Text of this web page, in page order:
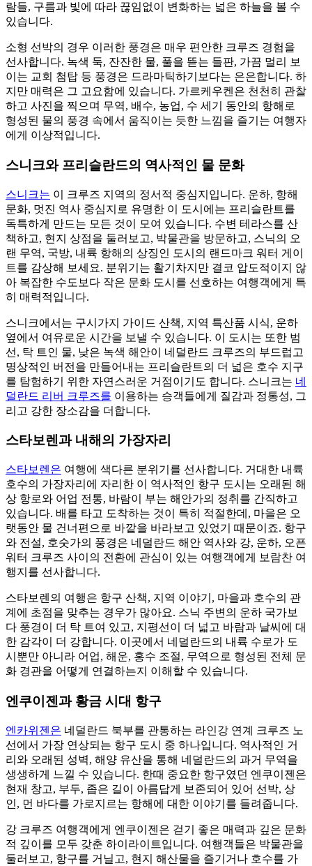
람들, 구름과 빛에 따라 끊임없이 변화하는 넓은 하늘을 볼 수
있습니다.
소형 선박의 경우 이러한 풍경은 매우 편안한 크루즈 경험을
선사합니다. 녹색 둑, 잔잔한 물, 풀을 뜯는 들판, 가끔 멀리 보
이는 교회 첨탑 등 풍경은 드라마틱하기보다는 은은합니다. 하
지만 매력은 그 고요함에 있습니다. 가르케우켄은 천천히 관찰
하고 사진을 찍으며 무역, 배수, 농업, 수 세기 동안의 항해로
형성된 물의 풍경 속에서 움직이는 듯한 느낌을 즐기는 여행자
에게 이상적입니다.
스니크와 프리슬란드의 역사적인 물 문화
스니크는 이 크루즈 지역의 정서적 중심지입니다. 운하, 항해
문화, 멋진 역사 중심지로 유명한 이 도시에는 프리슬란트를
독특하게 만드는 모든 것이 모여 있습니다. 수변 테라스를 산
책하고, 현지 상점을 둘러보고, 박물관을 방문하고, 스닉의 오
랜 무역, 국방, 내륙 항해의 상징인 도시의 랜드마크 워터 게이
트를 감상해 보세요. 분위기는 활기차지만 결코 압도적이지 않
아 복잡한 수도보다 작은 문화 도시를 선호하는 여행객에게 특
히 매력적입니다.
스니크에서는 구시가지 가이드 산책, 지역 특산품 시식, 운하
옆에서 여유로운 시간을 보낼 수 있습니다. 이 도시는 또한 범
선, 탁 트인 물, 낮은 녹색 해안이 네덜란드 크루즈의 부드럽고
명상적인 버전을 만들어내는 프리슬란트의 더 넓은 호수 지구
를 탐험하기 위한 자연스러운 거점이기도 합니다. 스니크는 네
덜란드 리버 크루즈를 이용하는 승객들에게 질감과 정통성, 그
리고 강한 장소감을 더합니다.
스타보렌과 내해의 가장자리
스타보렌은 여행에 색다른 분위기를 선사합니다. 거대한 내륙
호수의 가장자리에 자리한 이 역사적인 항구 도시는 오래된 해
상 항로와 어업 전통, 바람이 부는 해안가의 정취를 간직하고
있습니다. 배를 타고 도착하는 것이 특히 적절한데, 마을은 오
랫동안 물 건너편으로 바깥을 바라보고 있었기 때문이죠. 항구
와 전설, 호숫가의 풍경은 네덜란드 해안 역사와 강, 운하, 오픈
워터 크루즈 사이의 전환에 관심이 있는 여행객에게 보람찬 여
행지를 선사합니다.
스타보렌의 여행은 항구 산책, 지역 이야기, 마을과 호수의 관
계에 초점을 맞추는 경우가 많아요. 스닉 주변의 운하 국가보
다 풍경이 더 탁 트여 있고, 지평선이 더 넓고 바람과 날씨에 대
한 감각이 더 강합니다. 이곳에서 네덜란드의 내륙 수로가 도
시뿐만 아니라 어업, 해운, 홍수 조절, 무역으로 형성된 전체 문
화 경관을 어떻게 연결하는지 이해할 수 있습니다.
엔쿠이젠과 황금 시대 항구
엔카위젠은 네덜란드 북부를 관통하는 라인강 연계 크루즈 노
선에서 가장 연상되는 항구 도시 중 하나입니다. 역사적인 거
리와 오래된 성벽, 해양 유산을 통해 네덜란드의 과거 무역을
생생하게 느낄 수 있습니다. 한때 중요한 항구였던 엔쿠이젠은
현재 창고, 부두, 좁은 길이 아름답게 보존되어 있어 선박, 상
인, 먼 바다를 가로지르는 항해에 대한 이야기를 들려줍니다.
강 크루즈 여행객에게 엔쿠이젠은 걷기 좋은 매력과 깊은 문화
적 깊이를 모두 갖춘 하이라이트입니다. 여행객들은 박물관을
둘러보고, 항구를 거닐고, 현지 해산물을 즐기거나 호수를 가